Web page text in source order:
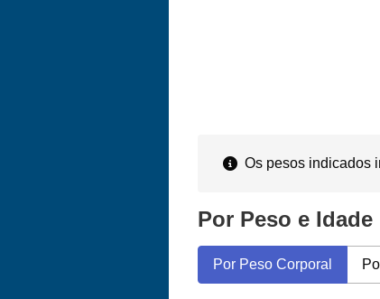
Os pesos indicados
Por Peso e Idade
Por Peso Corporal